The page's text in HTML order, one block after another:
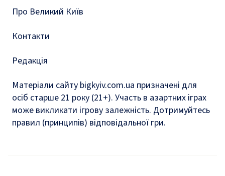
Про Великий Київ
Контакти
Редакція
Матеріали сайту bigkyiv.com.ua призначені для
осіб старше 21 року (21+). Участь в азартних іграх
може викликати ігрову залежність. Дотримуйтесь
правил (принципів) відповідальної гри.